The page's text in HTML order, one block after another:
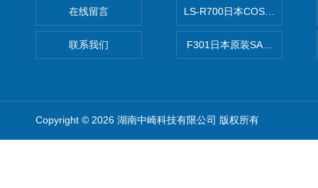
在线留言
联系我们
LS-R700日本COSMO科斯莫
F301日本原装SANAI三爱旋
Copyright © 2026 湖南中崎科技有限公司 版权所有